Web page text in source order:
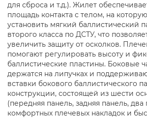
для сброса и т.д.). Жилет
площадь контакта с телом, на
установить мягкий баллистический
второго класса по ДСТУ, что
увеличить защиту от осколков.
помогают регулировать высоту и
баллистические пластины. Боковые
держатся на липучках и
вставки бокового баллистического
конструкции, состоящей из шести
(передняя панель, задняя панель, два
комфортных плечевых накладок и